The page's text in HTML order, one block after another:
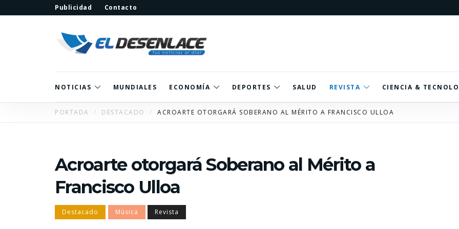
Publicidad Contacto
NOTICIAS MUNDIALES ECONOMÍA DEPORTES SALUD REVISTA CIENCIA &
PORTADA DESTACADO ACROARTE OTORGARÁ SOBERANO AL MÉRITO A FRANCISCO ULLOA
Acroarte otorgará Soberano al Mérito a
Francisco Ulloa
Destacado Música Revista